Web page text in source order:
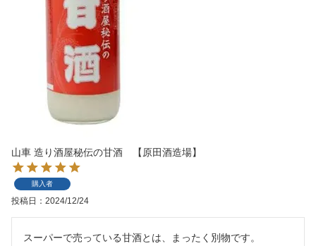
山車 造り酒屋秘伝の甘酒 【原田酒造場】
購入者
投稿日 2024/12/24
スーパーで売っている甘酒とは、まったく別物です。